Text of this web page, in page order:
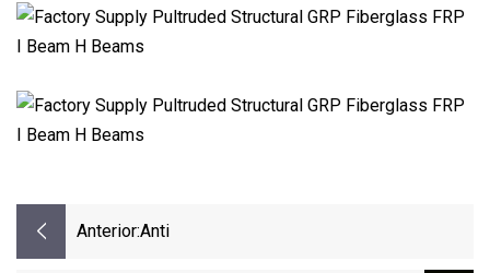
Anterior:Anti